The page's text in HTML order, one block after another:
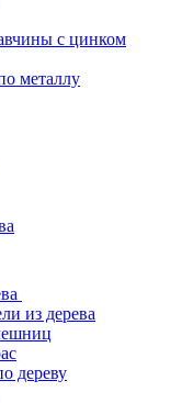
с цинком
металлу
из дерева
дереву